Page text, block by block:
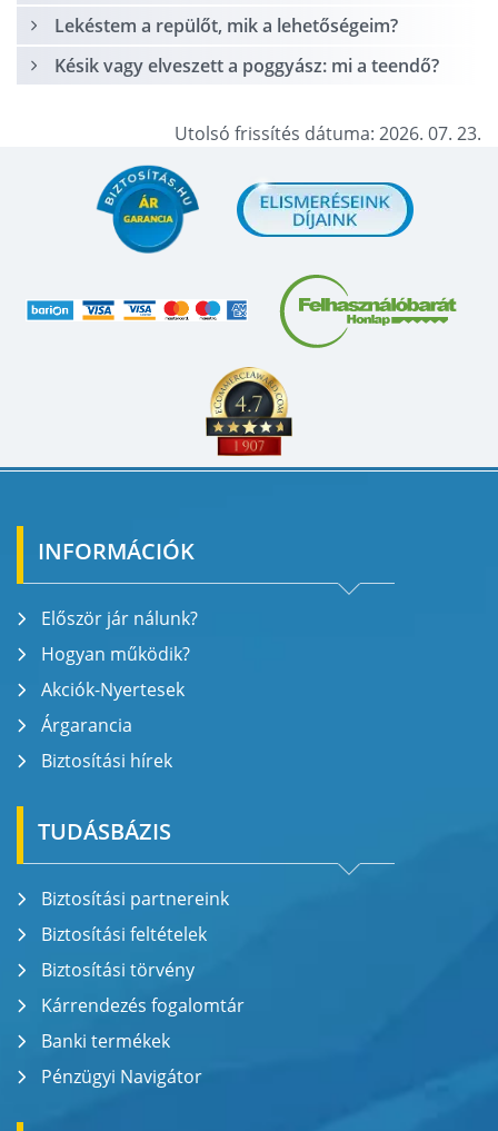
Lekéstem a repülőt, mik a lehetőségeim?
Késik vagy elveszett a poggyász: mi a teendő?
Utolsó frissítés dátuma: 2026. 07. 23.
INFORMÁCIÓK
Először jár nálunk?
Hogyan működik?
Akciók-Nyertesek
Árgarancia
Biztosítási hírek
TUDÁSBÁZIS
Biztosítási partnereink
Biztosítási feltételek
Biztosítási törvény
Kárrendezés fogalomtár
Banki termékek
Pénzügyi Navigátor